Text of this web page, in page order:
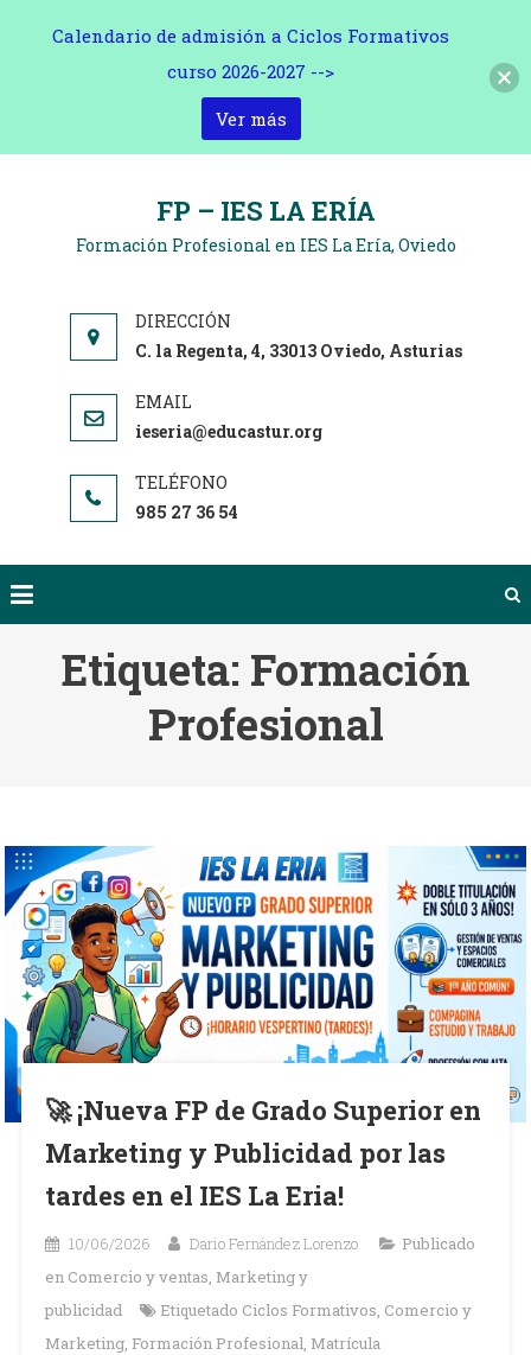
contenido
FP – IES LA ERÍA
Formación Profesional en IES La Ería, Oviedo
C. la Regenta, 4, 33013 Oviedo, Asturias
ieseria@educastur.org
985 27 36 54
Etiqueta: Formación
Profesional
🚀 ¡Nueva FP de Grado Superior en
Marketing y Publicidad por las
tardes en el IES La Eria!
10/06/2026 Dario Fernández Lorenzo
Publicado
en Comercio y ventas, Marketing y
publicidad
Etiquetado Ciclos Formativos, Comercio y
Marketing, Formación Profesional, Matrícula
Calendario de admisión a Ciclos Formativos
curso 2026-2027 -->
Ver más